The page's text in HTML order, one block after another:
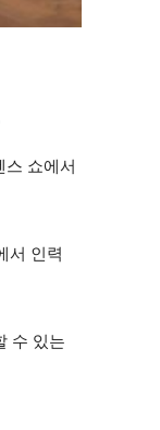
스 쇼에서
서 인력
수 있는